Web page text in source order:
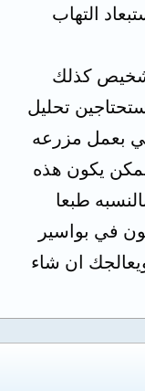
التهاب
كذلك
تحليل
بعمل مزرعه
يكون هذه
طبعا
في بواسير
ان شاء